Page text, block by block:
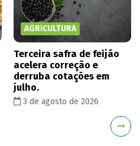
AGRICULTURA
Terceira safra de feijão
acelera correção e
derruba cotações em
julho.
3 de agosto de 2026